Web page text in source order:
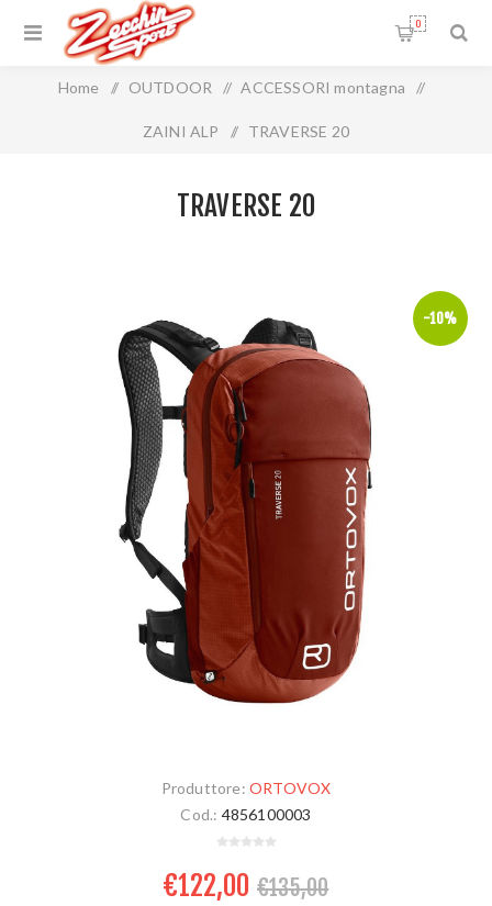
0
Home / OUTDOOR / ACCESSORI montagna /
ZAINI ALP / TRAVERSE 20
-10%
TRAVERSE 20
Produttore: ORTOVOX
Cod.: 4856100003
€122,00 €135,00